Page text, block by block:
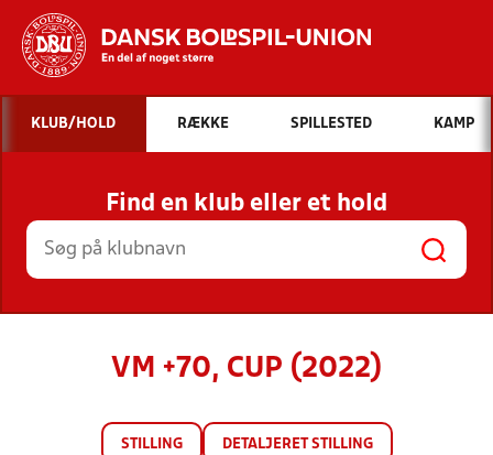
Hvad vil du søge efter?
INDHOLD OG NYHEDER
STILLINGER, RESULTATER, KLUBBER OG
HOLD
KLUB/HOLD RÆKKE SPILLESTED KAMP
Find en klub eller et hold
VM +70, CUP (2022)
STILLING DETALJERET STILLING